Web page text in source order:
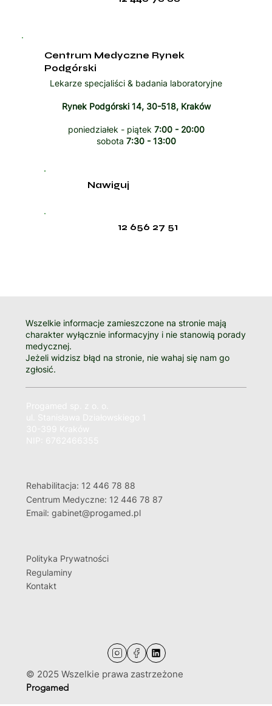
Centrum Medyczne Rynek
Podgórski
Lekarze specjaliści & badania laboratoryjne
Rynek Podgórski 14, 30-518, Kraków
poniedziałek - piątek 7:00 - 20:00
sobota 7:30 - 13:00
12 656 27 51
Nawiguj
Wszelkie informacje zamieszczone na stronie mają
charakter wyłącznie informacyjny i nie stanowią porady
medycznej.
Jeżeli widzisz błąd na stronie, nie wahaj się nam go
zgłosić.
Rehabilitacja: 12 446 78 88
Centrum Medyczne: 12 446 78 87
Email: gabinet@progamed.pl
© 2025 Wszelkie prawa zastrzeżone
Progamed
Polityka Prywatności
Regulaminy
Kontakt